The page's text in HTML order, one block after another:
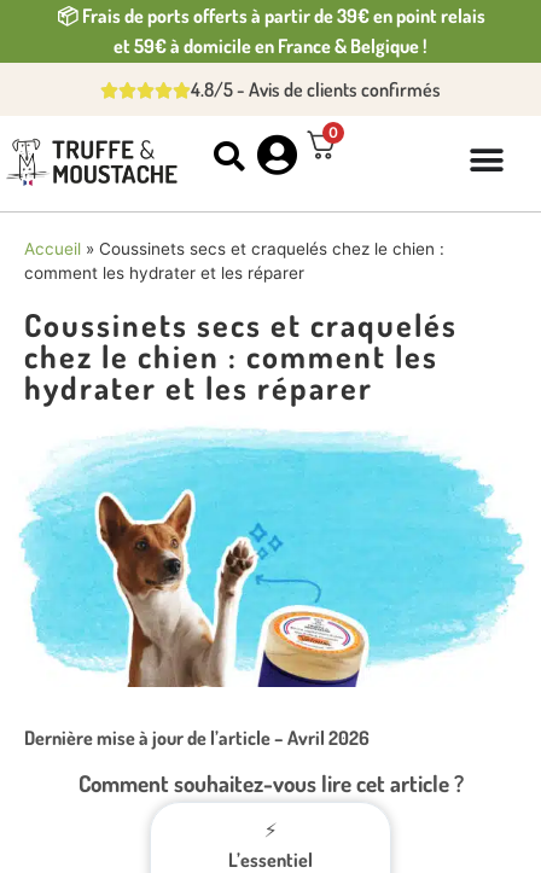
📦 Frais de ports offerts à partir de 39€ en point relais
et 59€ à domicile en France & Belgique !
4.8/5 - Avis de clients confirmés
0
Accueil » Coussinets secs et craquelés chez le chien :
comment les hydrater et les réparer
Coussinets secs et craquelés
chez le chien : comment les
hydrater et les réparer
Dernière mise à jour de l’article – Avril 2026
Comment souhaitez-vous lire cet article ?
⚡
L’essentiel